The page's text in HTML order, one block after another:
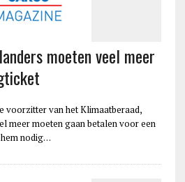
moeten veel meer
voorzitter van het Klimaatberaad,
meer moeten gaan betalen voor een
nodig…